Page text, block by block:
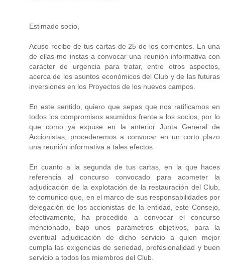
Estimado socio,
Acuso recibo de tus cartas de 25 de los corrientes. En una
de ellas me instas a convocar una reunión informativa con
carácter de urgencia para tratar, entre otros aspectos,
acerca de los asuntos económicos del Club y de las futuras
inversiones en los Proyectos de los nuevos campos.
En este sentido, quiero que sepas que nos ratificamos en
todos los compromisos asumidos frente a los socios, por lo
que como ya expuse en la anterior Junta General de
Accionistas, procederemos a convocar en un corto plazo
una reunión informativa a tales efectos.
En cuanto a la segunda de tus cartas, en la que haces
referencia al concurso convocado para acometer la
adjudicación de la explotación de la restauración del Club,
te comunico que, en el marco de sus responsabilidades por
delegación de los accionistas de la entidad, este Consejo,
efectivamente, ha procedido a convocar el concurso
mencionado, bajo unos parámetros objetivos, para la
eventual adjudicación de dicho servicio a quien mejor
cumpla las exigencias de seriedad, profesionalidad y buen
servicio a todos los miembros del Club.